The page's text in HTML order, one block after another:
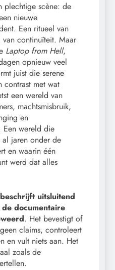
plechtige scène: de
nieuwe
Een ritueel van
continuïteit. Maar
Laptop from Hell,
opnieuw veel
juist die serene
contrast met wat
een wereld van
machtsmisbruik,
en
Een wereld die
al jaren onder de
en waarin één
werd dat alles
uitsluitend
documentaire
. Het bevestigt of
claims, controleert
en vult niets aan. Het
zoals de